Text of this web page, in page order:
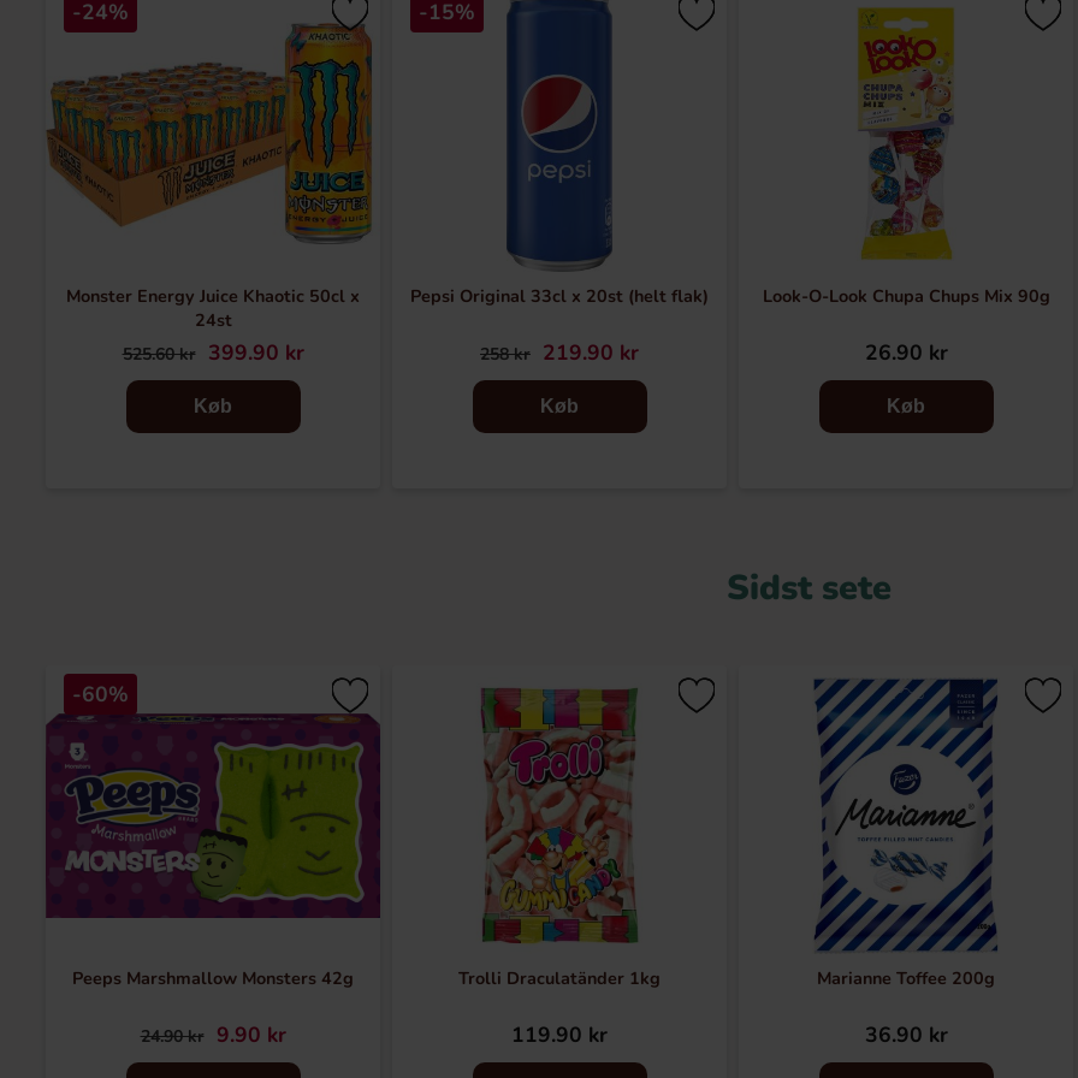
-24%
Monster Energy Juice Khaotic 50cl x
24st
525.60 kr 399.90 kr
Køb
-15%
Pepsi Original 33cl x 20st (helt flak)
258 kr 219.90 kr
Køb
Look-O-Look Chupa Chups Mix 90g
26.90 kr
Køb
Sidst sete
-60%
Peeps Marshmallow Monsters 42g
24.90 kr 9.90 kr
Trolli Draculatänder 1kg
119.90 kr
Marianne Toffee 200g
36.90 kr